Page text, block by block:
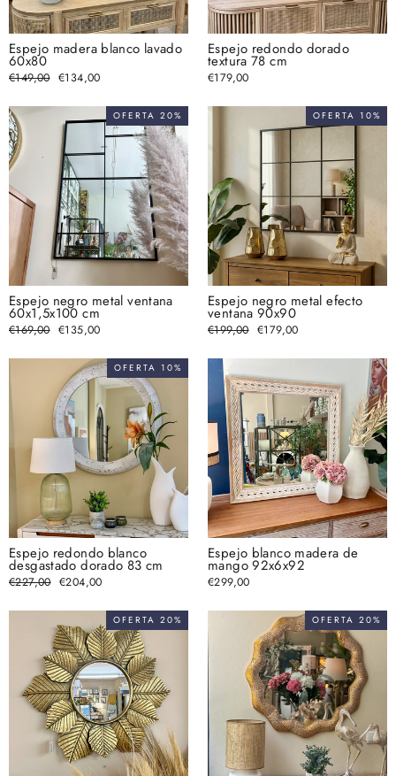
Espejo madera blanco lavado
60x80
Precio
habitual
€149,00 Precio
€134,00
Espejo redondo dorado
textura 78 cm
€179,00
OFERTA 20%
Espejo negro metal ventana
60x1,5x100 cm
Precio
habitual
€169,00 Precio
€135,00
OFERTA 10%
Espejo negro metal efecto
ventana 90x90
Precio
habitual
€199,00 Precio
€179,00
OFERTA 10%
Espejo redondo blanco
desgastado dorado 83 cm
Precio
habitual
€227,00 Precio
€204,00
Espejo blanco madera de
mango 92x6x92
€299,00
OFERTA 20% OFERTA 20%